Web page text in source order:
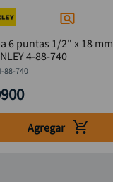
6 puntas 1/2" x 18 mm
4-88-740
88-740
Agregar